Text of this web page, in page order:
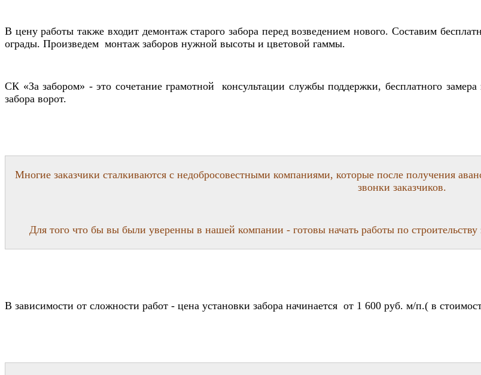
В цену работы также входит демонтаж старого забора перед возведением нового. Составим
ограды. Произведем монтаж заборов нужной высоты и цветовой гаммы.
СК «За забором» - это сочетание грамотной консультации службы поддержки, бесплатного
забора ворот.
Многие заказчики сталкиваются с недобросовестными компаниями, которые после получения
звонки заказчиков.
Для того что бы вы были уверенны в нашей компании - готовы начать работы по
В зависимости от сложности работ - цена установки забора начинается от 1 600 руб. м/п.( в